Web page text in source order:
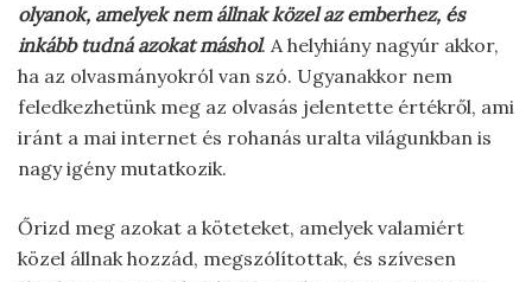
olyanok, amelyek nem állnak közel az emberhez, és
inkább tudná azokat máshol. A helyhiány nagyúr akkor,
ha az olvasmányokról van szó. Ugyanakkor nem
feledkezhetünk meg az olvasás jelentette értékről, ami
iránt a mai internet és rohanás uralta világunkban is
nagy igény mutatkozik.
Őrizd meg azokat a köteteket, amelyek valamiért
közel állnak hozzád, megszólítottak, és szívesen